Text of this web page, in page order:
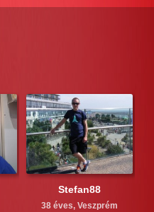
Stefan88
38 éves, Veszprém